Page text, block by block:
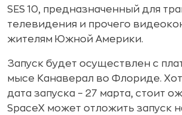
SES 10, предназначенный для
телевидения и прочего
жителям Южной Америки.
Запуск будет осуществлен с
мысе Канаверал во Флориде.
дата запуска – 27 марта, стоит
SpaceX может отложить запуск